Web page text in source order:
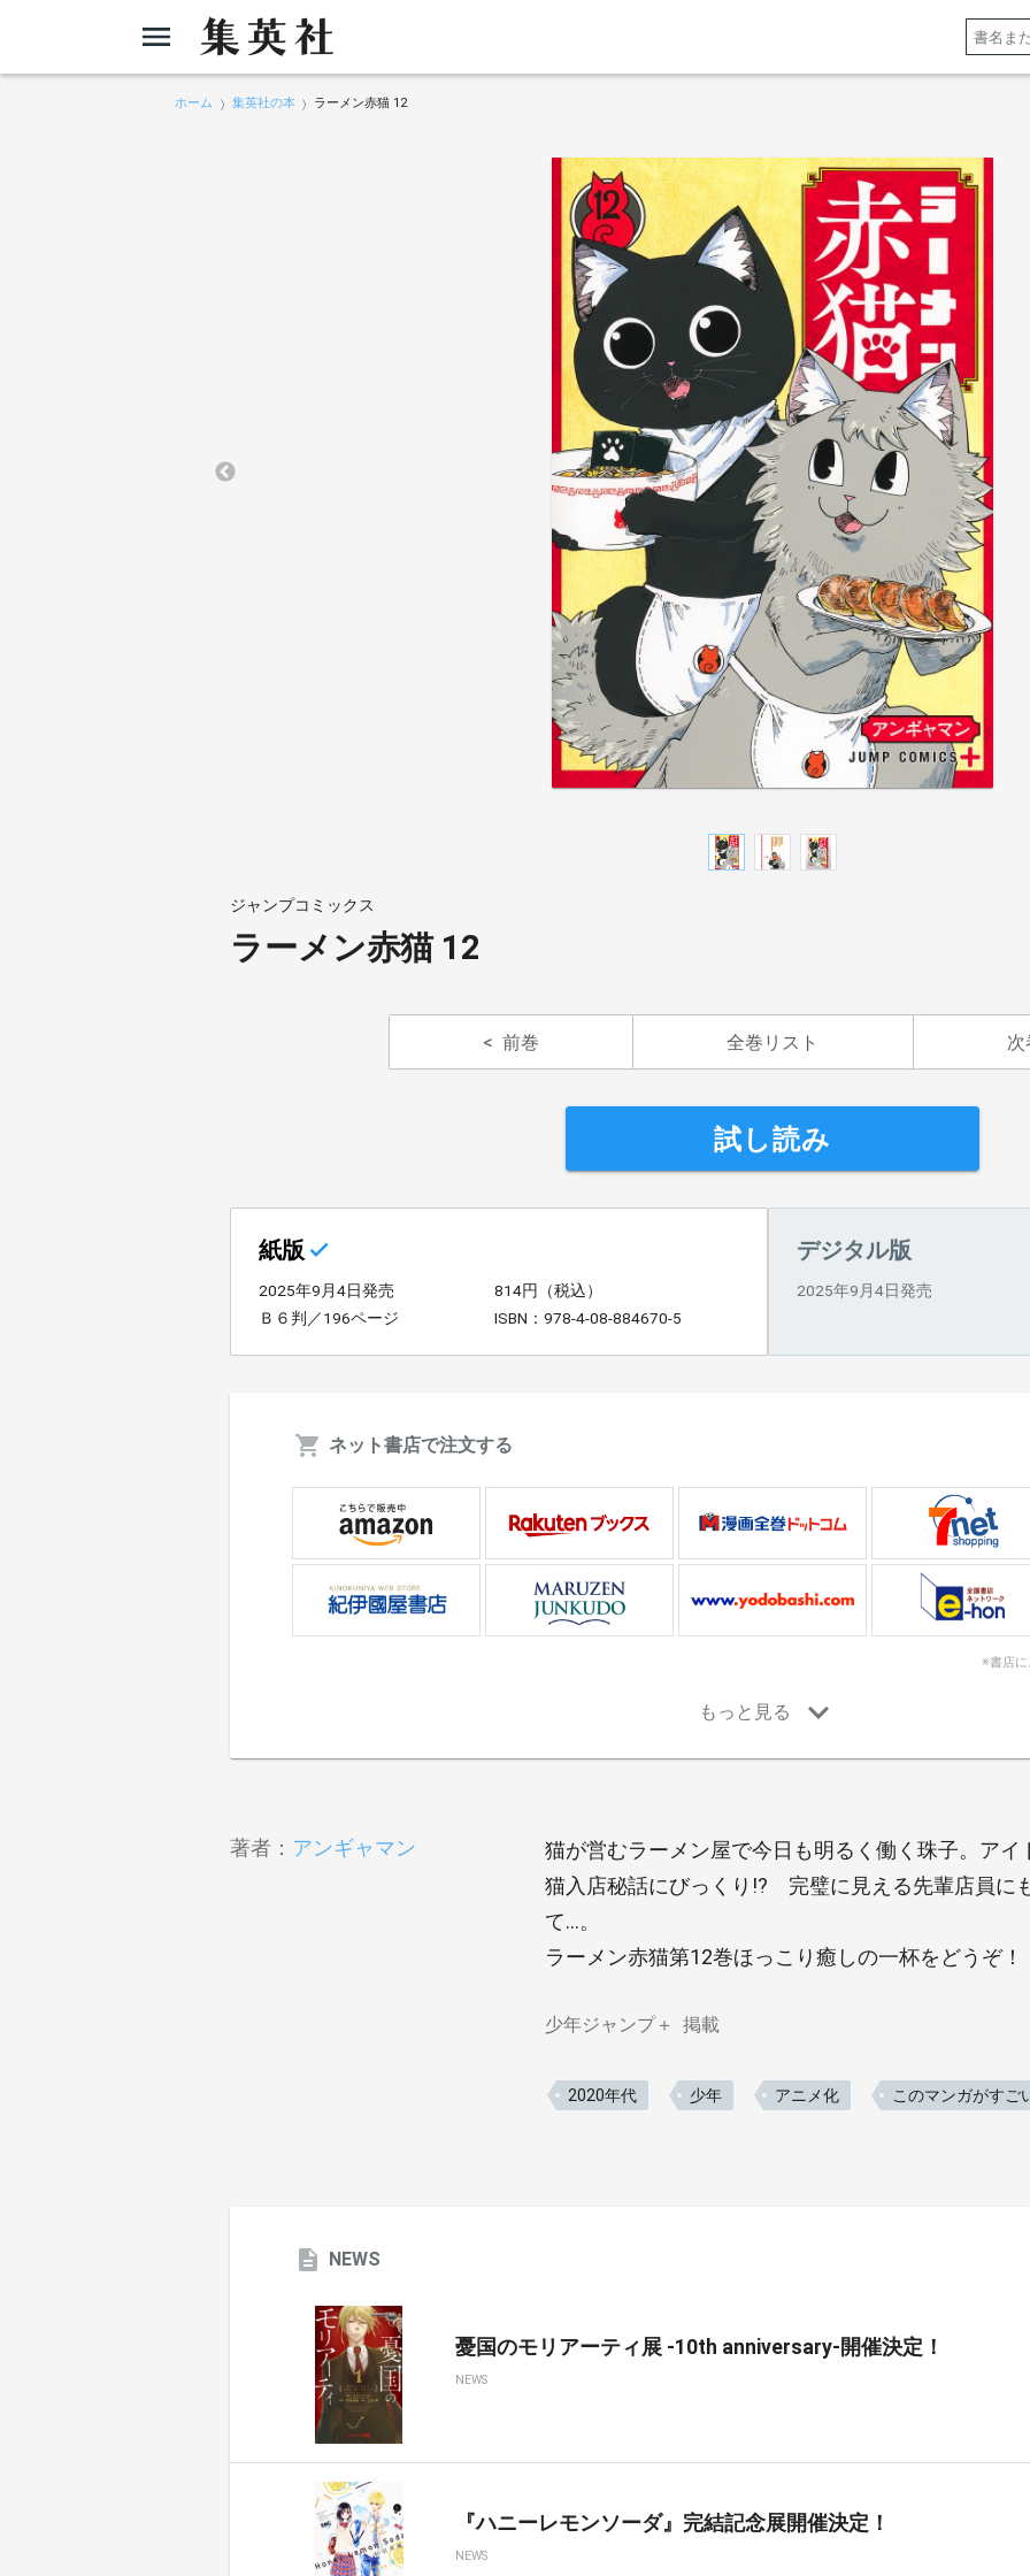
ホーム 集英社の本 ラーメン赤猫 12
ジャンプコミックス
ラーメン赤猫 12
前巻 全巻リスト 次
試し読み
紙版
2025年9月4日発売
814円（税込）
Ｂ６判／196ページ
ISBN：978-4-08-884670-5
デジタル版
2025年9月4日発売
ネット書店で注文する
※書店に
著者： アンギャマン
猫が営むラーメン屋で今日も明るく働く珠子。ア
猫入店秘話にびっくり!? 完璧に見える先輩店員に
て…。
ラーメン赤猫第12巻ほっこり癒しの一杯をどうぞ！
少年ジャンプ＋ 掲載
2020年代 少年 アニメ化 このマンガがすご
NEWS
憂国のモリアーティ展 -10th anniversary-開催決定！
NEWS
『ハニーレモンソーダ』完結記念展開催決定！
NEWS